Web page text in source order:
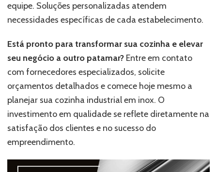
equipe. Soluções personalizadas atendem
necessidades específicas de cada estabelecimento.
Está pronto para transformar sua cozinha e elevar
seu negócio a outro patamar? Entre em contato
com fornecedores especializados, solicite
orçamentos detalhados e comece hoje mesmo a
planejar sua cozinha industrial em inox. O
investimento em qualidade se reflete diretamente na
satisfação dos clientes e no sucesso do
empreendimento.